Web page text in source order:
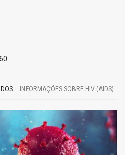
INFORMAÇÕES SOBRE HIV (AIDS)